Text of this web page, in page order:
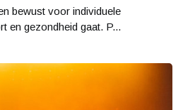
bewust voor individuele
en gezondheid gaat. P...